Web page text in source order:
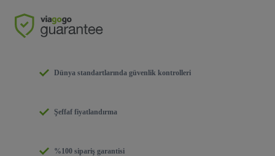
Dünya standartlarında güvenlik kontrolleri
Şeffaf fiyatlandırma
%100 sipariş garantisi